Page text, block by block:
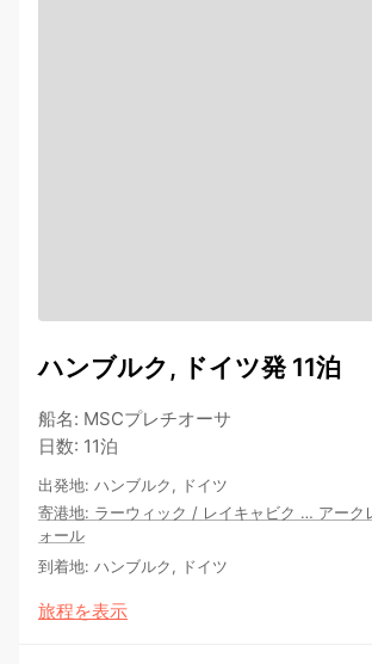
ハンブルク, ドイツ発 11泊
船名: MSCプレチオーサ
日数: 11泊
出発地: ハンブルク, ドイツ
寄港地: ラーウィック / レイキャビク … アーク
ォール
到着地: ハンブルク, ドイツ
旅程を表示